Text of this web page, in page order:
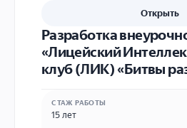
Открыть
Разработка
«Лицейский
клуб (ЛИК) «Битвы
СТАЖ РАБОТЫ
15 лет